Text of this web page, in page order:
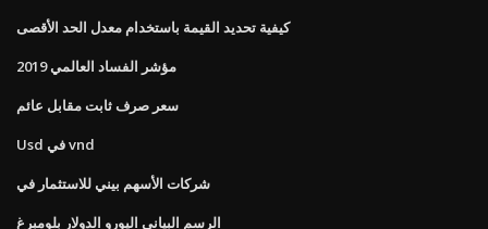
كيفية تحديد القيمة باستخدام معدل الحد الأقصى
مؤشر الفساد العالمي 2019
سعر صرف ثابت مقابل عائم
Usd في vnd
شركات الأسهم بيني للاستثمار في
الرسم البياني اليورو الدولار بلومبرغ